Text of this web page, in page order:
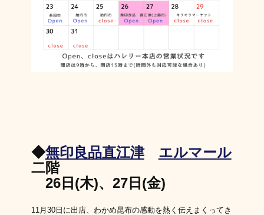
◆無印良品直江津
エルマール
二階
26日(木)、27日(金)
11月30日に出店、わかめ昆布の感動を熱く伝えまくってき